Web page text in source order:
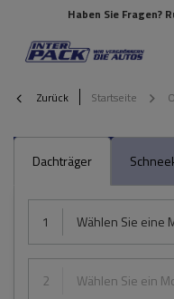
Haben Sie Fragen?
Zurück Startseite
Dachträger
1 Wählen Sie eine
2 Wählen Sie ein